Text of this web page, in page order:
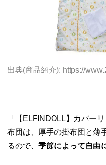
出典(商品紹介): https://
「【ELFINDOLL】カバー
布団は、厚手の掛布団と薄
るので、 季節によって自由